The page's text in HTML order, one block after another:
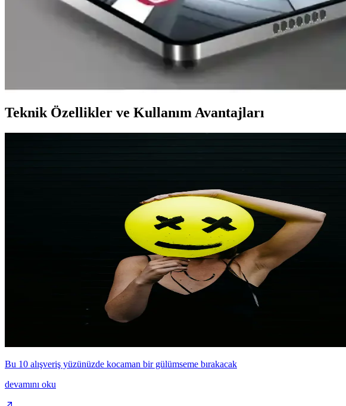
RCS Universal Profile 4.0 ve Mesajlaşmada Video Aramalarının
RCS Universal Profile 4.0, mesajlaşma uygulamalarında video arama deneyimini
Samsung Galaxy Z Fold 7'de Silikon-Karbon Batarya ile %71 Pil
Samsung Galaxy Z Fold 7'de silikon-karbon batarya kullanılarak pil kapasitesi %71
Teknik Özellikler ve Kullanım Avantajları
Bu 10 alışveriş yüzünüzde kocaman bir gülümseme bırakacak
devamını oku